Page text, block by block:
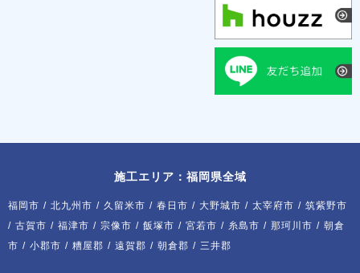
施工エリア：福岡県全域
福岡市 / 北九州市 / 久留米市 / 春日市 / 大野城市 / 太宰府市 / 筑紫野市
/ 古賀市 / 福津市 / 宗像市 / 飯塚市 / 宮若市 / 糸島市 / 那珂川市 / 朝倉
市 / 小郡市 / 糟屋郡 / 遠賀郡 / 朝倉郡 / 三井郡